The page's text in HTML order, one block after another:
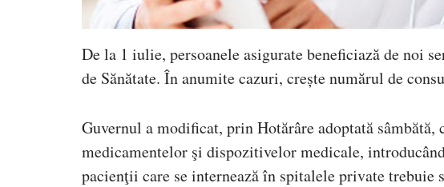
De la 1 iulie, persoanele asigurate beneficiază de noi
de Sănătate. În anumite cazuri, crește numărul de
Guvernul a modificat, prin Hotărâre adoptată
medicamentelor şi dispozitivelor medicale,
pacienţii care se internează în spitalele private